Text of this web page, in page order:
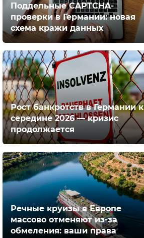
Поддельные CAPTCHA-
проверки в Германии: новая
схема кражи данных
Рост банкротств в Германии к
середине 2026 — кризис
продолжается
Речные круизы в Европе
массово отменяют из-за
обмеления: ваши права